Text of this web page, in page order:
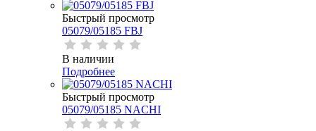
Быстрый просмотр
05079/05185 FBJ
В наличии
Подробнее
Быстрый просмотр
05079/05185 NACHI